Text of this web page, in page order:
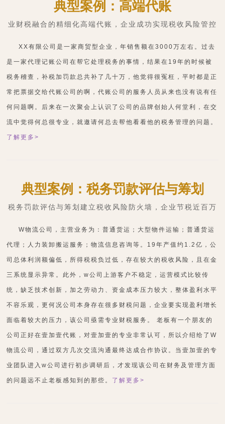
典型案例：高端代账
业财税融合的精细化高端代账，企业成功实现税收风险管控
XX有限公司是一家商贸型企业，年销售额在3000万左右。过去
是一家代理记账公司在帮它处理税务的事情，结果在19年的时候被
税务稽查，补税加罚款总共补了几十万，他觉得很冤枉，平时都是正
常把票据交给代账公司的啊，代账公司的服务人员从来也没有说有任
何问题啊。后来在一次聚会上认识了公司的品牌创始人何堂利，在交
流中觉得何总很专业，就邀请何总去帮他看看他的税务管理的问题。
了解更多>
典型案例：税务罚款评估与筹划
税务罚款评估与筹划建立税收风险防火墙，企业节税近百万
W物流公司，主营业务为：普通货运；大型物件运输；普通货运
代理；人力装卸搬运服务；物流信息咨询等。19年产值约1.2亿，公
司总体利润额偏低，所得税税负过低，存在较大的税收风险，且在金
三系统显示异常。此外，w公司上游客户不稳定，运营模式比较传
统，缺乏技术创新，加之劳动力、资金成本压力较大，整体盈利水平
不容乐观，更何况公司本身存在很多财税问题，企业要实现盈利增长
面临着较大的压力，该公司亟需专业财税服务。 老板有一个朋友的
公司正好在壹加壹代账，对壹加壹的专业非常认可，所以介绍给了W
物流公司，通过双方几次交流沟通最终达成合作协议。当壹加壹的专
业团队进入w公司进行初步调研后，才发现该公司在财务及管理方面
的问题远不止老板感知到的那些。 了解更多>